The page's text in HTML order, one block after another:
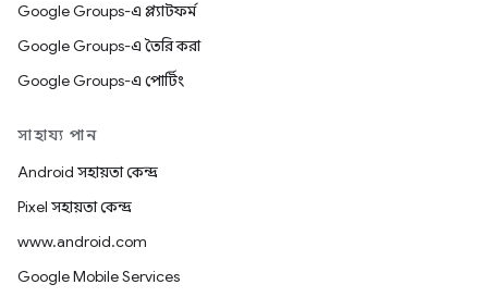
Google Groups-এ প্ল্যাটফর্ম
Google Groups-এ তৈরি করা
Google Groups-এ পোর্টিং
সাহায্য পান
Android সহায়তা কেন্দ্র
Pixel সহায়তা কেন্দ্র
www.android.com
Google Mobile Services